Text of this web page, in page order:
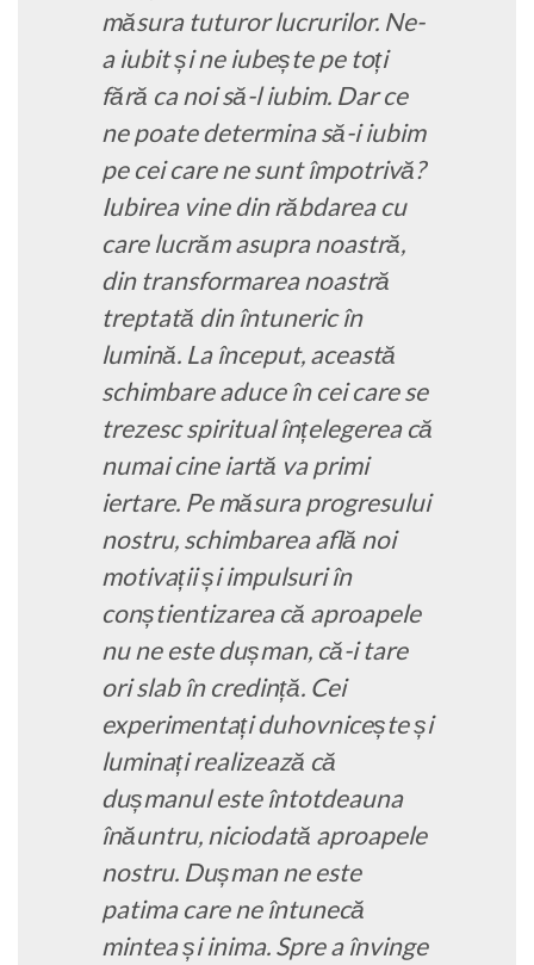
măsura tuturor lucrurilor. Ne-
a iubit și ne iubește pe toți
fără ca noi să-l iubim. Dar ce
ne poate determina să-i iubim
pe cei care ne sunt împotrivă?
Iubirea vine din răbdarea cu
care lucrăm asupra noastră,
din transformarea noastră
treptată din întuneric în
lumină. La început, această
schimbare aduce în cei care se
trezesc spiritual înțelegerea că
numai cine iartă va primi
iertare. Pe măsura progresului
nostru, schimbarea află noi
motivații și impulsuri în
conștientizarea că aproapele
nu ne este dușman, că-i tare
ori slab în credință. Cei
experimentați duhovnicește și
luminați realizează că
dușmanul este întotdeauna
înăuntru, niciodată aproapele
nostru. Dușman ne este
patima care ne întunecă
mintea și inima. Spre a învinge